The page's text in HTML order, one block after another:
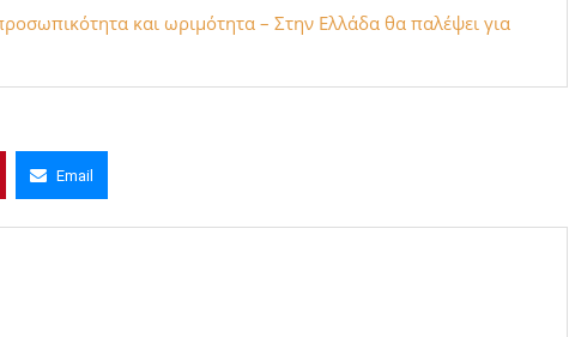
και ωριμότητα – Στην Ελλάδα θα παλέψει για
Email